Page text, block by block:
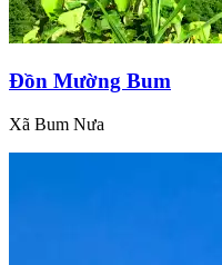
Đồn Mường Bum
Xã Bum Nưa